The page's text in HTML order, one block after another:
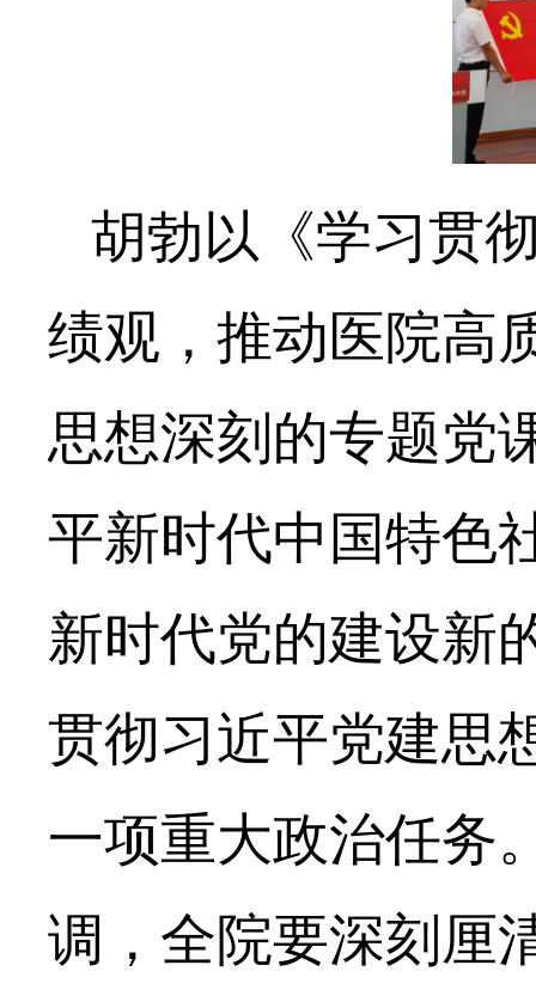
胡勃以《学习贯
绩观，推动医院高
思想深刻的专题党
平新时代中国特色
新时代党的建设新
贯彻习近平党建思
一项重大政治任务
调，全院要深刻厘